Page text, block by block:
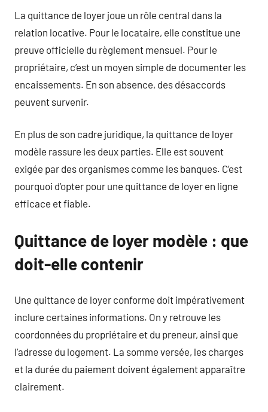
La quittance de loyer joue un rôle central dans la
relation locative. Pour le locataire, elle constitue une
preuve officielle du règlement mensuel. Pour le
propriétaire, c’est un moyen simple de documenter les
encaissements. En son absence, des désaccords
peuvent survenir.
En plus de son cadre juridique, la quittance de loyer
modèle rassure les deux parties. Elle est souvent
exigée par des organismes comme les banques. C’est
pourquoi d’opter pour une quittance de loyer en ligne
efficace et fiable.
Quittance de loyer modèle : que
doit-elle contenir
Une quittance de loyer conforme doit impérativement
inclure certaines informations. On y retrouve les
coordonnées du propriétaire et du preneur, ainsi que
l’adresse du logement. La somme versée, les charges
et la durée du paiement doivent également apparaître
clairement.